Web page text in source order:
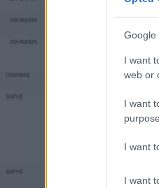
Google
I want
web or
I want
I want
I want